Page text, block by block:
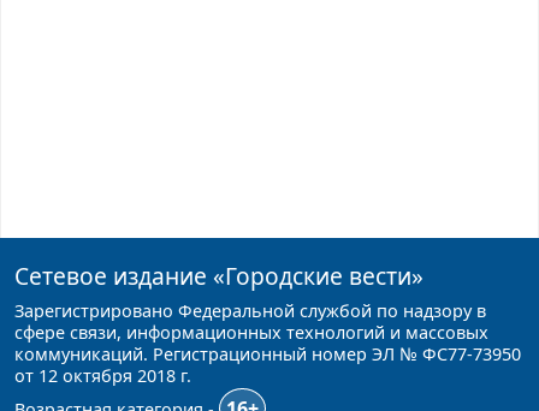
Сетевое издание «Городские вести»
Зарегистрировано Федеральной службой по надзору в
сфере связи, информационных технологий и массовых
коммуникаций. Регистрационный номер ЭЛ № ФС77-73950
от 12 октября 2018 г.